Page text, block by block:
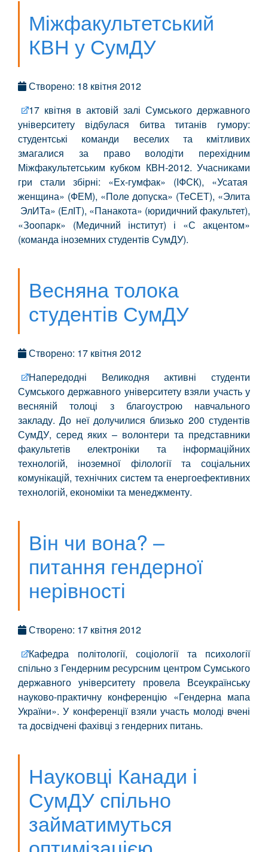
Міжфакультетський
КВН у СумДУ
Створено: 18 квітня 2012
17 квітня в актовій залі Сумського державного
університету відбулася битва титанів гумору:
студентські команди веселих та кмітливих
змагалися за право володіти перехідним
Міжфакультетським кубком КВН-2012. Учасниками
гри стали збірні: «Ех-гумфак» (ІФСК), «Усатая
женщина» (ФЕМ), «Поле допуска» (ТеСЕТ), «Элита
ЭлИТа» (ЕлІТ), «Панакота» (юридичний факультет),
«Зоопарк» (Медичний інститут) і «С акцентом»
(команда іноземних студентів СумДУ).
Весняна толока
студентів СумДУ
Створено: 17 квітня 2012
Напередодні Великодня активні студенти
Сумського державного університету взяли участь у
весняній толоці з благоустрою навчального
закладу. До неї долучилися близько 200 студентів
СумДУ, серед яких – волонтери та представники
факультетів електроніки та інформаційних
технологій, іноземної філології та соціальних
комунікацій, технічних систем та енергоефективних
технологій, економіки та менеджменту.
Він чи вона? –
питання гендерної
нерівності
Створено: 17 квітня 2012
Кафедра політології, соціології та психології
спільно з Гендерним ресурсним центром Сумського
державного університету провела Всеукраїнську
науково-практичну конференцію «Гендерна мапа
України». У конференції взяли участь молоді вчені
та досвідчені фахівці з гендерних питань.
Науковці Канади і
СумДУ спільно
займатимуться